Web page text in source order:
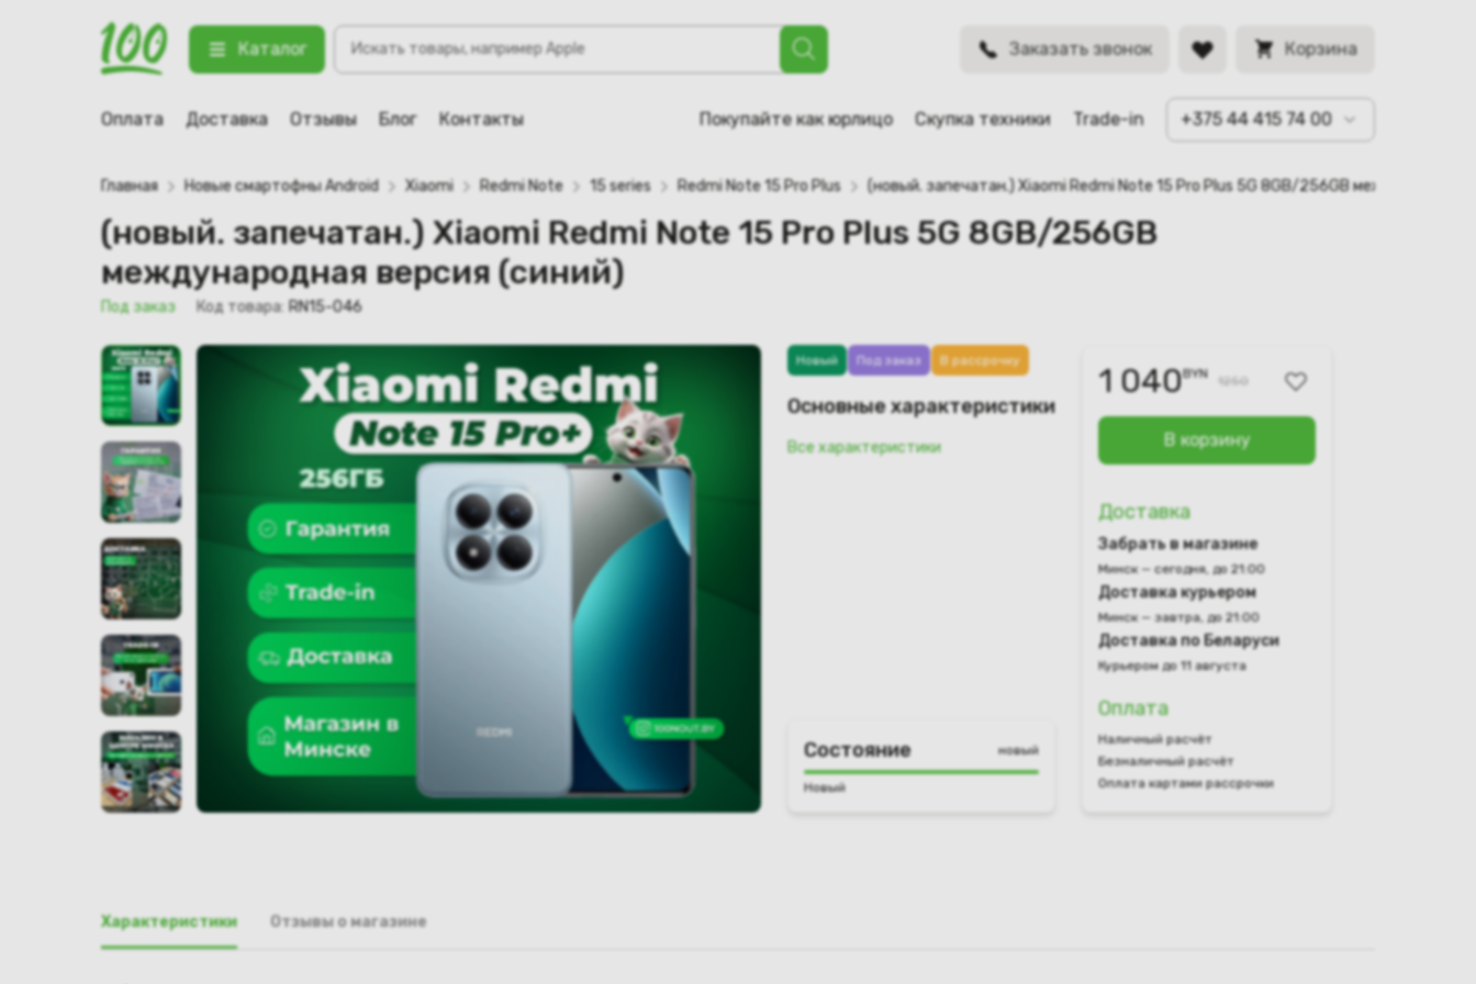
Каталог
товаров
Заказать звонок Корзина
Оплата Доставка Отзывы Блог Контакты Покупайте как юрлицо Скупка техники Trade-in +375 44 415 74 00
(новый. запечатан.) Xiaomi Redmi Note 15 Pro Plus 5G 8GB/256GB международная версия (синий)
123 Под заказ
Главная Новые смартофны Android Xiaomi Redmi Note 15 series Redmi Note 15 Pro Plus (новый. запечатан.) Xiaomi Redmi Note 15 Pro Plus 5G 8GB/256GB
(новый. запечатан.) Xiaomi Redmi Note 15 Pro Plus 5G 8GB/256GB
международная версия (синий)
Под заказ Код товара: RN15-046
Новый Под заказ В рассрочку
Основные характеристики
Все характеристики
Состояние новый
Новый
1 040BYN 1250
В корзину
Доставка
Забрать в магазине
Минск — сегодня, до 21:00
Доставка курьером
Минск — завтра, до 21:00
Доставка по Беларуси
Курьером до 11 августа
Оплата
Наличный расчёт
Безналичный расчёт
Оплата картами рассрочки
Характеристики Отзывы о магазине